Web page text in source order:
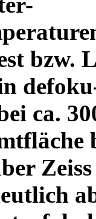
bzw.
ca.
Zeiss